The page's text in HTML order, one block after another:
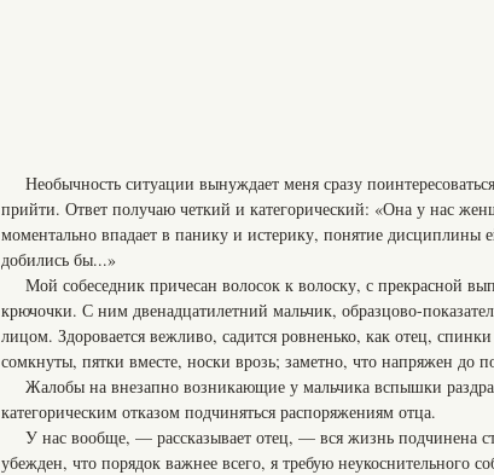
Необычность ситуации вынуждает меня сразу
прийти. Ответ получаю четкий и категорический: «Она у нас
моментально впадает в панику и истерику, понятие дисциплины
добились бы...»
Мой собеседник причесан волосок к волоску, с прекрасной
крючочки. С ним двенадцатилетний мальчик, образцово-
лицом. Здоровается вежливо, садится ровненько, как отец,
сомкнуты, пятки вместе, носки врозь; заметно, что напряжен до
Жалобы на внезапно возникающие у мальчика вспышки
категорическим отказом подчиняться распоряжениям отца.
У нас вообще, — рассказывает отец, — вся жизнь подчинена
убежден, что порядок важнее всего, я требую неукоснительного